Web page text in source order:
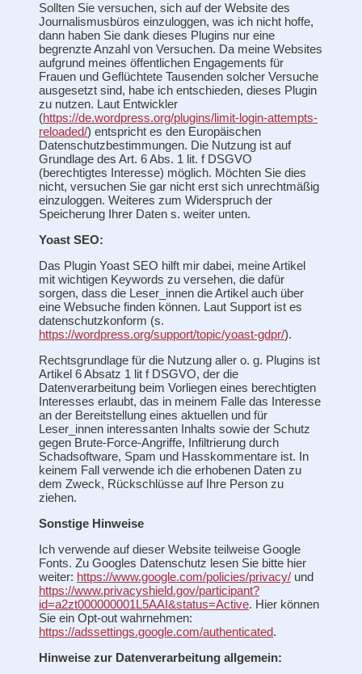
Sollten Sie versuchen, sich auf der Website des
Journalismusbüros einzuloggen, was ich nicht hoffe,
dann haben Sie dank dieses Plugins nur eine
begrenzte Anzahl von Versuchen. Da meine Websites
aufgrund meines öffentlichen Engagements für
Frauen und Geflüchtete Tausenden solcher Versuche
ausgesetzt sind, habe ich entschieden, dieses Plugin
zu nutzen. Laut Entwickler
(https://de.wordpress.org/plugins/limit-login-attempts-
reloaded/) entspricht es den Europäischen
Datenschutzbestimmungen. Die Nutzung ist auf
Grundlage des Art. 6 Abs. 1 lit. f DSGVO
(berechtigtes Interesse) möglich. Möchten Sie dies
nicht, versuchen Sie gar nicht erst sich unrechtmäßig
einzuloggen. Weiteres zum Widerspruch der
Speicherung Ihrer Daten s. weiter unten.
Yoast SEO:
Das Plugin Yoast SEO hilft mir dabei, meine Artikel
mit wichtigen Keywords zu versehen, die dafür
sorgen, dass die Leser_innen die Artikel auch über
eine Websuche finden können. Laut Support ist es
datenschutzkonform (s.
https://wordpress.org/support/topic/yoast-gdpr/).
Rechtsgrundlage für die Nutzung aller o. g. Plugins ist
Artikel 6 Absatz 1 lit f DSGVO, der die
Datenverarbeitung beim Vorliegen eines berechtigten
Interesses erlaubt, das in meinem Falle das Interesse
an der Bereitstellung eines aktuellen und für
Leser_innen interessanten Inhalts sowie der Schutz
gegen Brute-Force-Angriffe, Infiltrierung durch
Schadsoftware, Spam und Hasskommentare ist. In
keinem Fall verwende ich die erhobenen Daten zu
dem Zweck, Rückschlüsse auf Ihre Person zu
ziehen.
Sonstige Hinweise
Ich verwende auf dieser Website teilweise Google
Fonts. Zu Googles Datenschutz lesen Sie bitte hier
weiter: https://www.google.com/policies/privacy/ und
https://www.privacyshield.gov/participant?
id=a2zt000000001L5AAI&status=Active. Hier können
Sie ein Opt-out wahrnehmen:
https://adssettings.google.com/authenticated.
Hinweise zur Datenverarbeitung allgemein: